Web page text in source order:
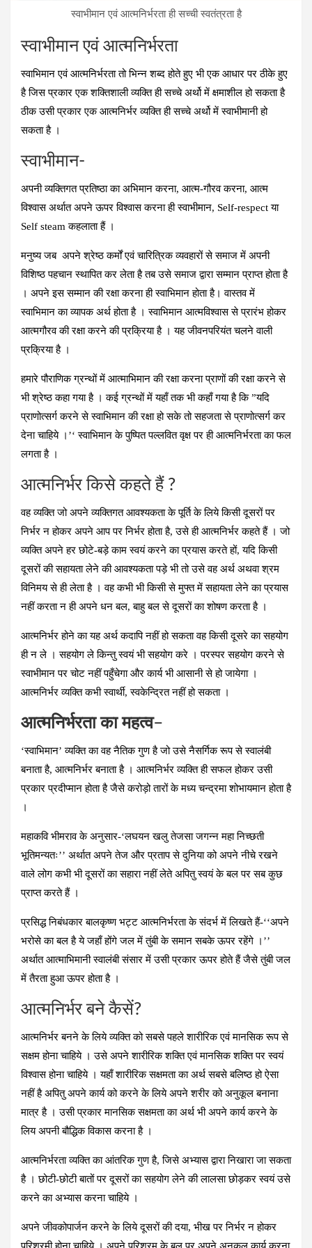
स्वाभीमान एवं आत्मनिर्भरता ही सच्‍ची स्‍वतंत्रता है
स्वाभीमान एवं आत्मनिर्भरता
स्‍वाभिमान एवं आत्‍मनिर्भरता तो भिन्‍न शब्‍द होते हुए भी एक आधार पर ठीके हुए
है जिस प्रकार एक शक्तिशाली व्‍यक्ति ही सच्‍चे अर्थो में क्षमाशील हो सकता है
ठीक उसी प्रकार एक आत्‍मनिर्भर व्‍यक्ति ही सच्‍चे अर्थो में स्‍वाभीमानी हो
सकता है ।
स्वाभीमान-
अपनी व्यक्तिगत प्रतिष्ठा का अभिमान करना, आत्म-गौरव करना, आत्म
विश्‍वास अर्थात अपने ऊपर विश्‍वास करना ही स्‍वाभीमान, Self-respect या
Self steam कहलाता हैं ।
मनुष्‍य जब अपने श्रेष्ठ कर्मों एवं चारित्रिक व्यवहारों से समाज में अपनी
विशिष्‍ठ पहचान स्थापित कर लेता है तब उसे समाज द्वारा सम्‍मान प्राप्‍त होता है
। अपने इस सम्‍मान की रक्षा करना ही स्वाभिमान होता है। वास्‍तव में
स्‍वाभिमान का व्‍यापक अर्थ होता है । स्‍वाभिमान आत्‍मविश्‍वास से प्रारंभ होकर
आत्‍मगौरव की रक्षा करने की प्रक्रिया है । यह जीवनपरियंत चलने वाली
प्रक्रिया है ।
हमारे पौराणिक ग्रन्थों में आत्माभिमान की रक्षा करना प्राणों की रक्षा करने से
भी श्रेष्ठ कहा गया है । कई ग्रन्थों में यहाँ तक भी कहाँ गया है कि”यदि
प्राणोत्सर्ग करने से स्वाभिमान की रक्षा हो सके तो सहजता से प्राणोत्सर्ग कर
देना चाहिये ।’‘ स्वाभिमान के पुष्पित पल्लवित वृक्ष पर ही आत्मनिर्भरता का फल
लगता है ।
आत्मनिर्भर किसे कहते हैं ?
वह व्यक्ति जो अपने व्‍यक्तिगत आवश्यकता के पूर्ति के लिये किसी दूसरों पर
निर्भर न होकर अपने आप पर निर्भर होता है, उसे ही आत्मनिर्भर कहते हैं । जो
व्यक्ति अपने हर छोटे-बड़े काम स्वयं करने का प्रयास करते हों, यदि किसी
दूसरों की सहायता लेने की आवश्यकता पड़े भी तो उसे वह अर्थ अथवा श्रम
विनिमय से ही लेता है । वह कभी भी किसी से मुफ्त में सहायता लेने का प्रयास
नहीं करता न ही अपने धन बल, बाहु बल से दूसरों का शोषण करता है ।
आत्मनिर्भर होने का यह अर्थ कदापि नहीं हो सकता वह किसी दूसरे का सहयोग
ही न ले । सहयोग ले किन्तु स्वयं भी सहयोग करे । परस्पर सहयोग करने से
स्वाभीमान पर चोट नहीं पहुँचेगा और कार्य भी आसानी से हो जायेगा ।
आत्मनिर्भर व्यक्ति कभी स्वार्थी, स्वकेन्द्रित नहीं हो सकता ।
आत्मनिर्भरता का महत्व–
‘स्वाभिमान’ व्यक्ति का वह नैतिक गुण है जो उसे नैसर्गिक रूप से स्वालंबी
बनाता है, आत्मनिर्भर बनाता है । आत्मनिर्भर व्यक्ति ही सफल होकर उसी
प्रकार प्रदीप्मान होता है जैसे करोड़ो तारों के मध्य चन्द्रमा शोभायमान होता है
।
महाकवि भीमराव के अनुसार-‘लघयन खलु तेजसा जगन्न महा निच्छती
भूतिमन्यतः’’ अर्थात अपने तेज और प्रताप से दुनिया को अपने नीचे रखने
वाले लोग कभी भी दूसरों का सहारा नहीं लेते अपितु स्वयं के बल पर सब कुछ
प्राप्त करते हैं ।
प्रसिद्ध निबंधकार बालकृष्ण भट्ट आत्मनिर्भरता के संदर्भ में लिखते हैं-‘‘अपने
भरोसे का बल है ये जहाँ होंगे जल में तुंबी के समान सबके ऊपर रहेंगे ।’’
अर्थात आत्माभिमानी स्वालंबी संसार में उसी प्रकार ऊपर होते हैं जैसे तुंबी जल
में तैरता हुआ ऊपर होता है ।
आत्मनिर्भर बने कैसें?
आत्मनिर्भर बनने के लिये व्यक्ति को सबसे पहले शारीरिक एवं मानसिक रूप से
सक्षम होना चाहिये । उसे अपने शारीरिक शक्ति एवं मानसिक शक्ति पर स्वयं
विश्वास होना चाहिये । यहाँ शारीरिक सक्षमता का अर्थ सबसे बलिष्ठ हो ऐसा
नहीं है अपितु अपने कार्य को करने के लिये अपने शरीर को अनुकूल बनाना
मात्र है । उसी प्रकार मानसिक सक्षमता का अर्थ भी अपने कार्य करने के
लिय अपनी बौद्धिक विकास करना है ।
आत्मनिर्भरता व्यक्ति का आंतरिक गुण है, जिसे अभ्यास द्वारा निखारा जा सकता
है । छोटी-छोटी बातों पर दूसरों का सहयोग लेने की लालसा छोड़कर स्वयं उसे
करने का अभ्यास करना चाहिये ।
अपने जीवकोपार्जन करने के लिये दूसरों की दया, भीख पर निर्भर न होकर
परिश्रमी होना चाहिये । अपने परिश्रम के बल पर अपने अनुकूल कार्य करना